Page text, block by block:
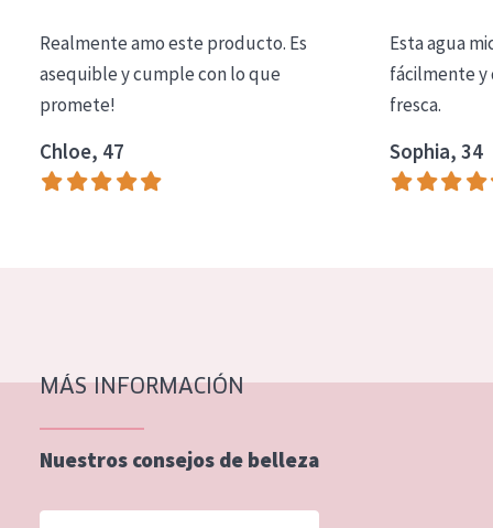
Essentials
Lift+
Expert
Piel madura
Piel menopáusica
EDAD
Realmente amo este producto. Es
asequible y cumple con lo que
promete!
Chloe, 47
Esta agua
fácilmente y
fresca.
Sophia, 34
MÁS INFORMACIÓN
Nuestros consejos de belleza